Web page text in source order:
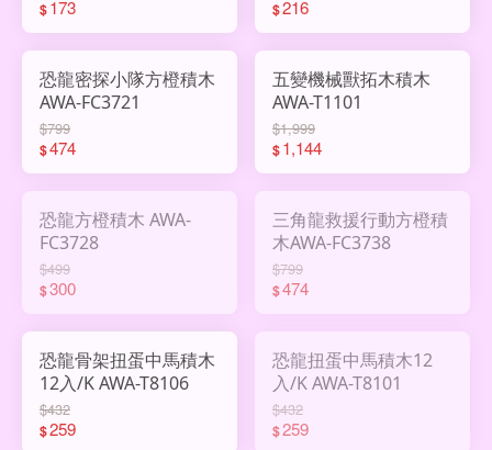
$173 $216
恐龍密探小隊方橙積木
AWA-FC3721
$799
$474
五變機械獸拓木積木
AWA-T1101
$1,999
$1,144
恐龍方橙積木 AWA-
FC3728
$499
$300
三角龍救援行動方橙積
木AWA-FC3738
$799
$474
恐龍骨架扭蛋中馬積木
12入/K AWA-T8106
$432
$259
恐龍扭蛋中馬積木12
入/K AWA-T8101
$432
$259